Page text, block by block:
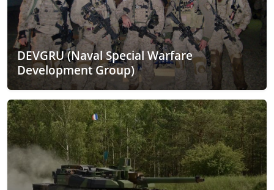
DEVGRU (Naval Special Warfare
Development Group)